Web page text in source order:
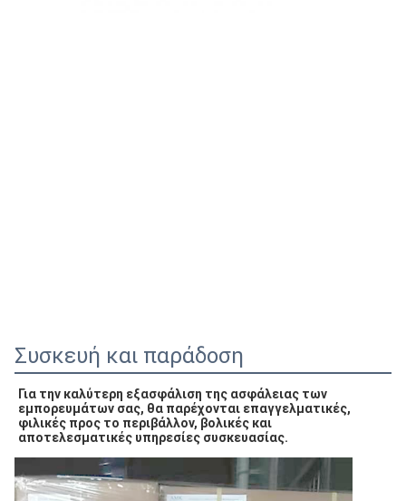
Συσκευή και παράδοση
Για την καλύτερη εξασφάλιση της ασφάλειας των
εμπορευμάτων σας, θα παρέχονται επαγγελματικές,
φιλικές προς το περιβάλλον, βολικές και
αποτελεσματικές υπηρεσίες συσκευασίας.